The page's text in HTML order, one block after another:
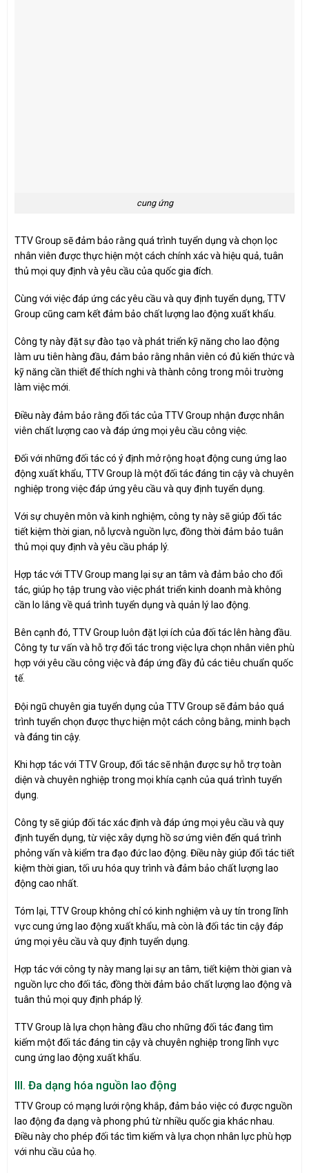
cung ứng
TTV Group sẽ đảm bảo rằng quá trình tuyển dụng và chọn lọc
nhân viên được thực hiện một cách chính xác và hiệu quả, tuân
thủ mọi quy định và yêu cầu của quốc gia đích.
Cùng với việc đáp ứng các yêu cầu và quy định tuyển dụng, TTV
Group cũng cam kết đảm bảo chất lượng lao động xuất khẩu.
Công ty này đặt sự đào tạo và phát triển kỹ năng cho lao động
làm ưu tiên hàng đầu, đảm bảo rằng nhân viên có đủ kiến thức và
kỹ năng cần thiết để thích nghi và thành công trong môi trường
làm việc mới.
Điều này đảm bảo rằng đối tác của TTV Group nhận được nhân
viên chất lượng cao và đáp ứng mọi yêu cầu công việc.
Đối với những đối tác có ý định mở rộng hoạt động cung ứng lao
động xuất khẩu, TTV Group là một đối tác đáng tin cậy và chuyên
nghiệp trong việc đáp ứng yêu cầu và quy định tuyển dụng.
Với sự chuyên môn và kinh nghiệm, công ty này sẽ giúp đối tác
tiết kiệm thời gian, nỗ lựcvà nguồn lực, đồng thời đảm bảo tuân
thủ mọi quy định và yêu cầu pháp lý.
Hợp tác với TTV Group mang lại sự an tâm và đảm bảo cho đối
tác, giúp họ tập trung vào việc phát triển kinh doanh mà không
cần lo lắng về quá trình tuyển dụng và quản lý lao động.
Bên cạnh đó, TTV Group luôn đặt lợi ích của đối tác lên hàng đầu.
Công ty tư vấn và hỗ trợ đối tác trong việc lựa chọn nhân viên phù
hợp với yêu cầu công việc và đáp ứng đầy đủ các tiêu chuẩn quốc
tế.
Đội ngũ chuyên gia tuyển dụng của TTV Group sẽ đảm bảo quá
trình tuyển chọn được thực hiện một cách công bằng, minh bạch
và đáng tin cậy.
Khi hợp tác với TTV Group, đối tác sẽ nhận được sự hỗ trợ toàn
diện và chuyên nghiệp trong mọi khía cạnh của quá trình tuyển
dụng.
Công ty sẽ giúp đối tác xác định và đáp ứng mọi yêu cầu và quy
định tuyển dụng, từ việc xây dựng hồ sơ ứng viên đến quá trình
phỏng vấn và kiểm tra đạo đức lao động. Điều này giúp đối tác tiết
kiệm thời gian, tối ưu hóa quy trình và đảm bảo chất lượng lao
động cao nhất.
Tóm lại, TTV Group không chỉ có kinh nghiệm và uy tín trong lĩnh
vực cung ứng lao động xuất khẩu, mà còn là đối tác tin cậy đáp
ứng mọi yêu cầu và quy định tuyển dụng.
Hợp tác với công ty này mang lại sự an tâm, tiết kiệm thời gian và
nguồn lực cho đối tác, đồng thời đảm bảo chất lượng lao động và
tuân thủ mọi quy định pháp lý.
TTV Group là lựa chọn hàng đầu cho những đối tác đang tìm
kiếm một đối tác đáng tin cậy và chuyên nghiệp trong lĩnh vực
cung ứng lao động xuất khẩu.
III. Đa dạng hóa nguồn lao động
TTV Group có mạng lưới rộng khắp, đảm bảo việc có được nguồn
lao động đa dạng và phong phú từ nhiều quốc gia khác nhau.
Điều này cho phép đối tác tìm kiếm và lựa chọn nhân lực phù hợp
với nhu cầu của họ.